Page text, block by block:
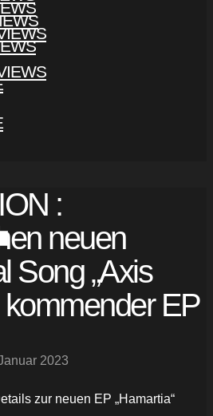
:
neuen
Song „Axis
kommender EP
2023
zur neuen EP „Hamartia“